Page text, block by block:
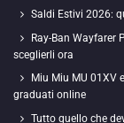
Saldi Estivi 2026:
Ray-Ban Wayfarer
sceglierli ora
Miu Miu MU 01XV
graduati online
Tutto quello che